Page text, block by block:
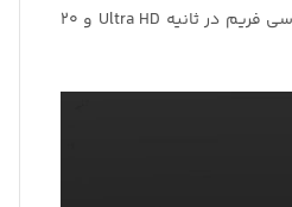
توانایی گرفتن ویدئو 4K سی فریم در ثانیه Ultra HD و 20